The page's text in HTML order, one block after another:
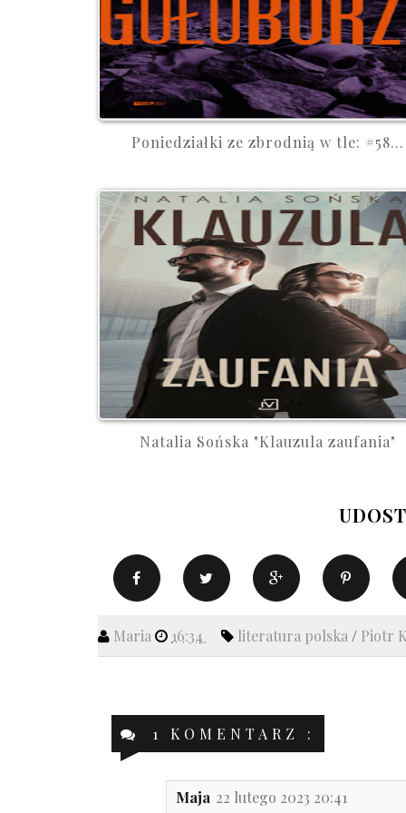
Poniedziałki ze zbrodnią w tle: #58...
Natalia Sońska "Klauzula zaufania"
Maria 16:34 literatura polska / Piotr
1 KOMENTARZ :
Maja 22 lutego 2023 20:41